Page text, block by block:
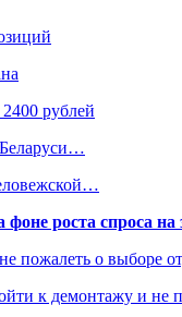
рублей
фоне роста спроса
пожалеть о выборе
к демонтажу и не